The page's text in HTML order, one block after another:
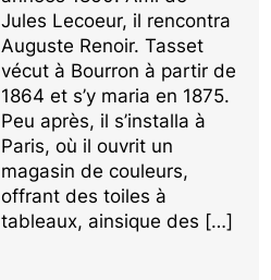
Jules Lecoeur, il rencontra
Auguste Renoir. Tasset
vécut à Bourron à partir de
1864 et s’y maria en 1875.
Peu après, il s’installa à
Paris, où il ouvrit un
magasin de couleurs,
offrant des toiles à
tableaux, ainsique des […]